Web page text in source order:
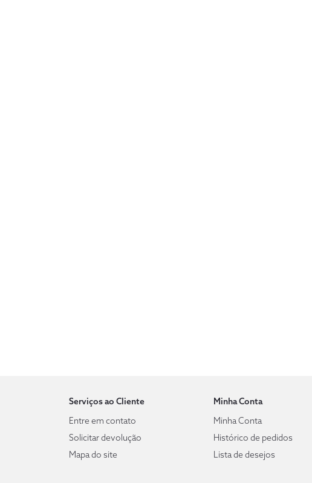
Serviços ao Cliente
Entre em contato
Solicitar devolução
Mapa do site
Minha Conta
Minha Conta
Histórico de pedidos
Lista de desejos